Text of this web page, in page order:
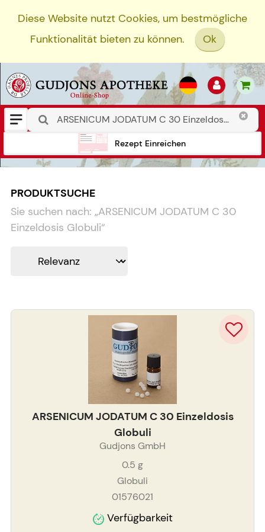
Diese Website nutzt Cookies, um bestmögliche
Funktionalität bieten zu können.
Ok
Rezept Einreichen
PRODUKTSUCHE
Sie suchen nach: „ARSENICUM JODATUM C 30
Einzeldosis Globuli“
ARSENICUM JODATUM C 30 Einzeldosis
Globuli
Gudjons GmbH
0.5 g
Globuli
01576021
Verfügbarkeit